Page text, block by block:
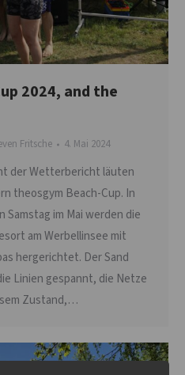
2024, and the
Fritsche 4. Mai 2024
der Wetterbericht läuten
theosgym Beach-Cup. In
Samstag im Mai werden die
am Werbellinsee mit
hergerichtet. Der Sand
Linien gespannt, die Netze
Zustand,…